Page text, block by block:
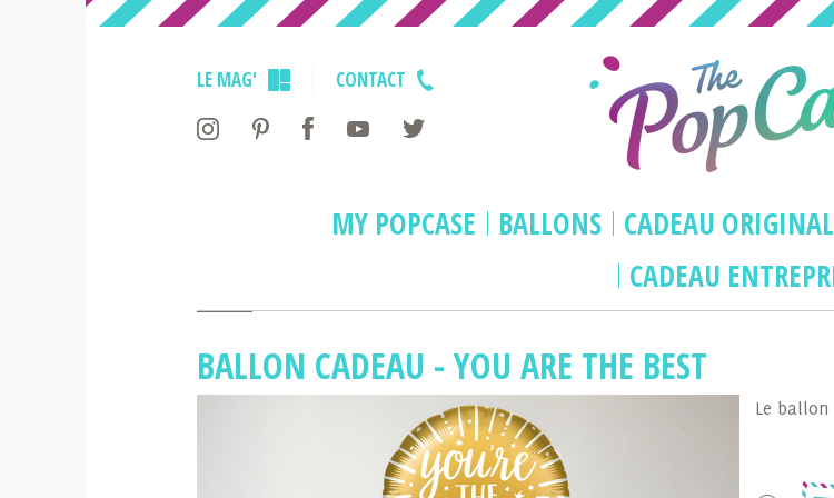
LE MAG' CONTACT
MY POPCASE BALLONS CADEAU ORIGINAL
CADEAU
BALLON CADEAU - YOU ARE THE BEST
Le ballon